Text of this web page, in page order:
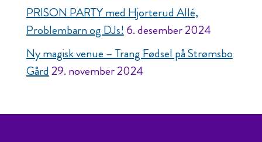
PRISON PARTY med Hjorterud Allé,
Problembarn og DJs! 6. desember 2024
Ny magisk venue – Trang Fødsel på Strømsbo
Gård29. november 2024